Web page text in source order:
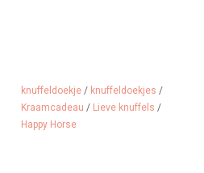
knuffeldoekje / knuffeldoekjes /
Kraamcadeau / Lieve knuffels /
Happy Horse